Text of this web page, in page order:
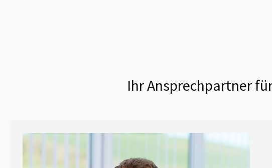
Ihr Ansprechpartner